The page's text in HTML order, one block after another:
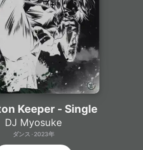
Musicをインストール
Keeper - Single
DJ Myosuke
ダンス · 2023年